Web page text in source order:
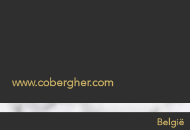
www.cobergher.com
België